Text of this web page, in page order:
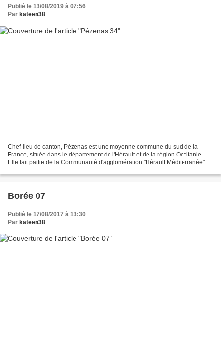
Publié le 13/08/2019 à 07:56
Par kateen38
Chef-lieu de canton, Pézenas est une moyenne commune du sud de la
France, située dans le département de l'Hérault et de la région Occitanie .
Elle fait partie de la Communauté d'agglomération "Hérault Méditerranée".
Borée 07
Publié le 17/08/2017 à 13:30
Par kateen38